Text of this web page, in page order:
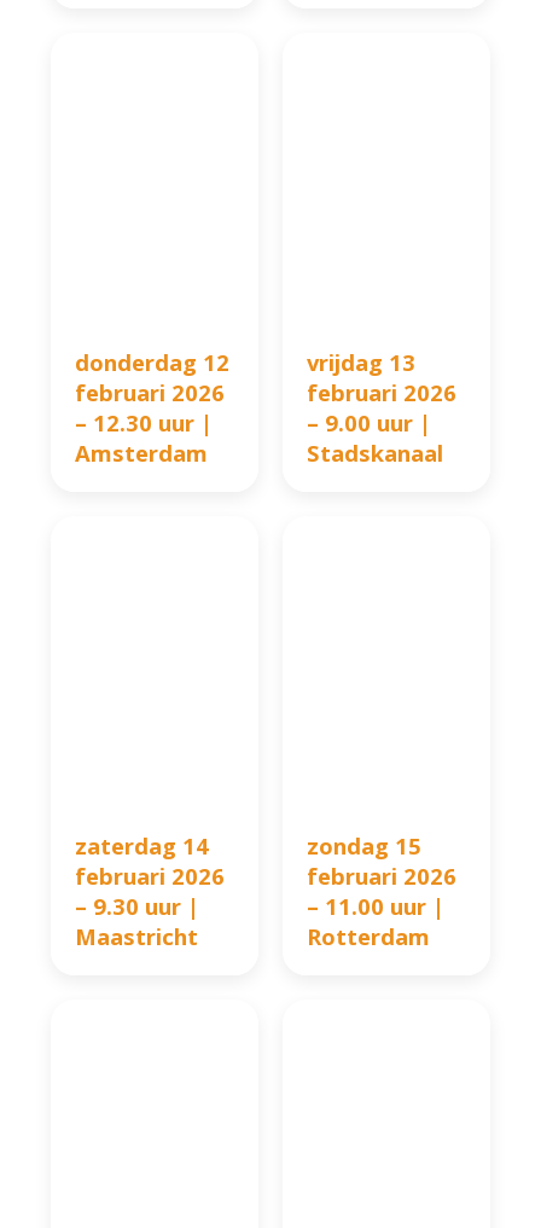
donderdag 12
februari 2026
– 12.30 uur |
Amsterdam
vrijdag 13
februari 2026
– 9.00 uur |
Stadskanaal
zaterdag 14
februari 2026
– 9.30 uur |
Maastricht
zondag 15
februari 2026
– 11.00 uur |
Rotterdam